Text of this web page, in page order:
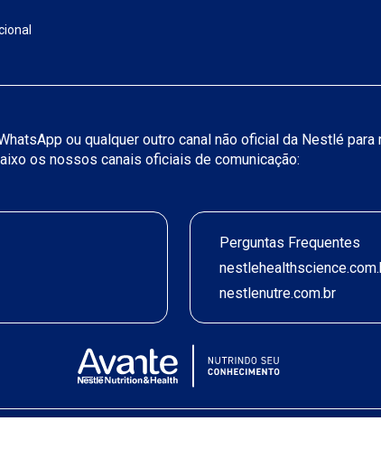
ou qualquer outro canal não oficial da Nestlé
os nossos canais oficiais de comunicação:
Perguntas Frequentes
nestlenutre.com.br